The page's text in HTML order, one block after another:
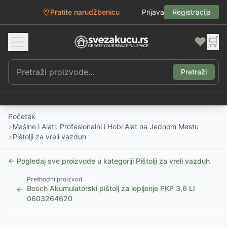
Pratite narudžbenicu Prijava Registracija
❤️ 🛒
Pretraži
Početak
>Mašine i Alati: Profesionalni i Hobi Alat na Jednom Mestu
>Pištolji za vreli vazduh
← Pogledaj sve proizvode u kategoriji Pištolji za vreli vazduh
←
Prethodni proizvod
Bosch Akumulatorski pištolj za lepljenje PKP 3,6 LI
0603264620